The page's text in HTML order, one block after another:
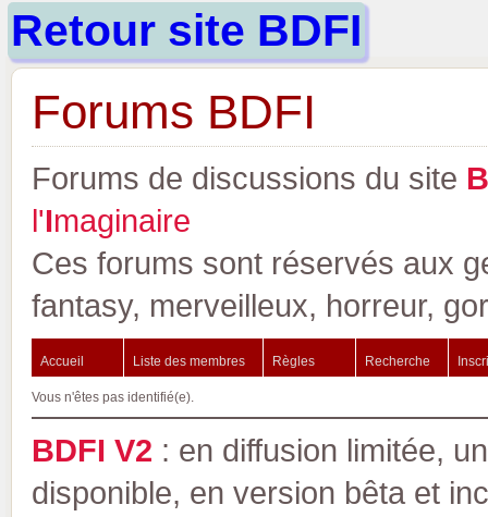
Retour site BDFI
Forums BDFI
Forums de discussions du site B
l'Imaginaire
Ces forums sont réservés aux
fantasy, merveilleux, horreur,
Accueil Liste des membres Règles Recherche
Vous n'êtes pas identifié(e).
BDFI V2 : en diffusion limitée,
disponible, en version bêta et